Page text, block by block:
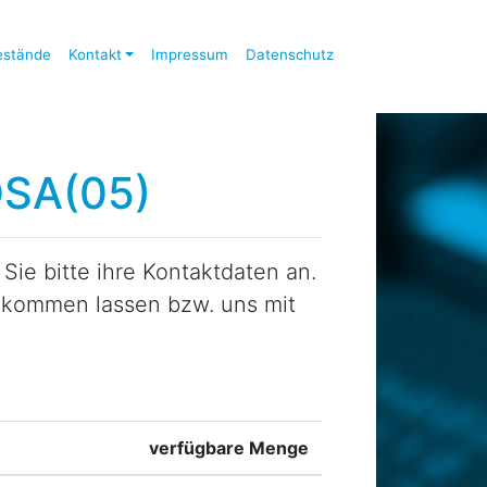
Kontakt Impressum Datenschutz
bitte ihre Kontaktdaten an.
lassen bzw. uns mit
verfügbare Menge